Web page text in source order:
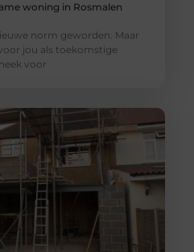
woning in Rosmalen
norm geworden. Maar
jou als toekomstige
voor